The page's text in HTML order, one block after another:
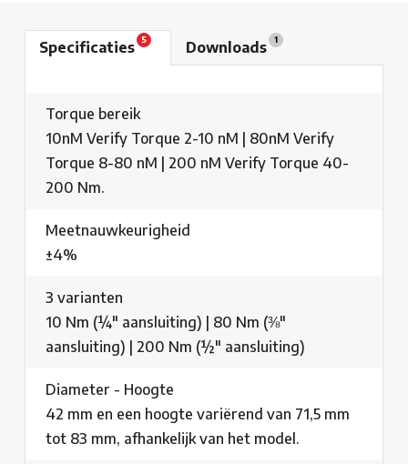
Specificaties 5 Downloads 1
Torque bereik
10nM Verify Torque 2-10 nM | 80nM Verify
Torque 8-80 nM | 200 nM Verify Torque 40-
200 Nm.
Meetnauwkeurigheid
±4%
3 varianten
10 Nm (¼" aansluiting) | 80 Nm (⅜"
aansluiting) | 200 Nm (½" aansluiting)
Diameter - Hoogte
42 mm en een hoogte variërend van 71,5 mm
tot 83 mm, afhankelijk van het model.